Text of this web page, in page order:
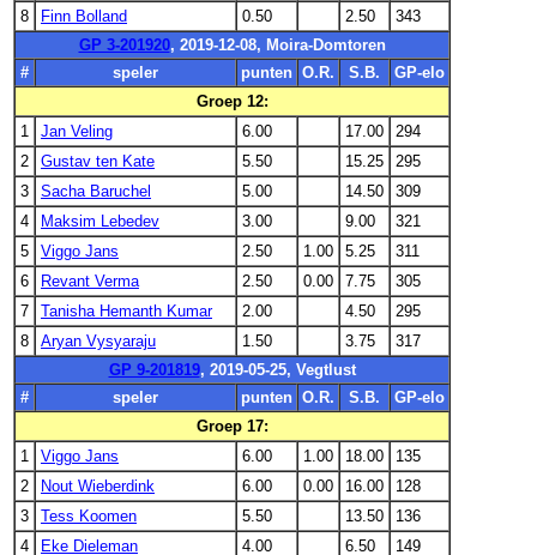
8
Finn Bolland 0.50 2.50
343
GP 3-201920, 2019-12-08, Moira-Domtoren
#
speler punten O.R. S.B.
GP-elo
Groep 12:
1
Jan Veling 6.00 17.00
294
2
Gustav ten Kate 5.50 15.25
295
3
Sacha Baruchel 5.00 14.50
309
4
Maksim Lebedev 3.00 9.00
321
5
Viggo Jans 2.50 1.00 5.25
311
6
Revant Verma 2.50 0.00 7.75
305
7
Tanisha Hemanth Kumar 2.00 4.50
295
8
Aryan Vysyaraju 1.50 3.75
317
GP 9-201819, 2019-05-25, Vegtlust
#
speler punten O.R. S.B.
GP-elo
Groep 17:
1
Viggo Jans 6.00 1.00 18.00
135
2
Nout Wieberdink 6.00 0.00 16.00
128
3
Tess Koomen 5.50 13.50
136
4
Eke Dieleman 4.00 6.50
149